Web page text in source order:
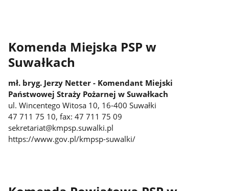
Komenda Miejska PSP w
Suwałkach
mł. bryg. Jerzy Netter - Komendant Miejski
Państwowej Straży Pożarnej w Suwałkach
ul. Wincentego Witosa 10, 16-400 Suwałki
47 711 75 10, fax: 47 711 75 09
sekretariat@kmpsp.suwalki.pl
https://www.gov.pl/kmpsp-suwalki/